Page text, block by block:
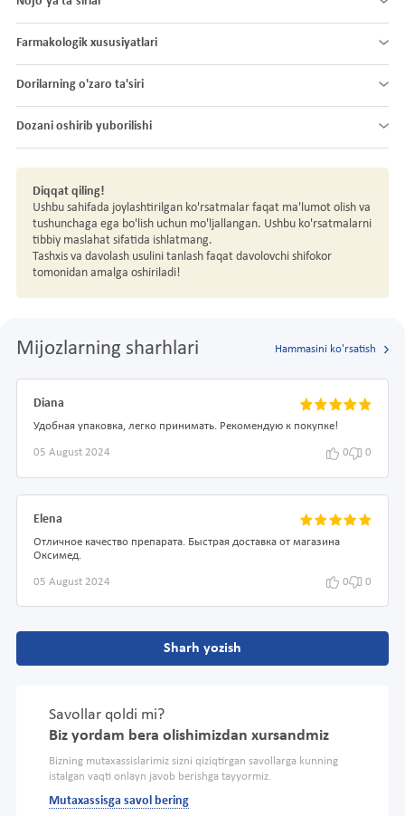
Farmakologik xususiyatlari
Dorilarning o'zaro ta'siri
Dozani oshirib yuborilishi
Diqqat qiling!
Ushbu sahifada joylashtirilgan ko'rsatmalar faqat ma'lumot olish va
tushunchaga ega bo'lish uchun mo'ljallangan. Ushbu ko'rsatmalarni
tibbiy maslahat sifatida ishlatmang.
Tashxis va davolash usulini tanlash faqat davolovchi shifokor
tomonidan amalga oshiriladi!
Mijozlarning sharhlari Hammasini ko'rsatish
Diana
Удобная упаковка, легко принимать. Рекомендую к покупке!
05 August 2024 0 0
Elena
Отличное качество препарата. Быстрая доставка от магазина
Оксимед.
05 August 2024 0 0
Sharh yozish
Savollar qoldi mi?
Biz yordam bera olishimizdan xursandmiz
Bizning mutaxassislarimiz sizni qiziqtirgan savollarga kunning
istalgan vaqti onlayn javob berishga tayyormiz.
Mutaxassisga savol bering